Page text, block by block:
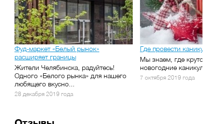
Фуд-маркет «Белый рынок»
расширяет границы
Жители Челябинска, радуйтесь!
Одного «Белого рынка» для нашего
любящего вкусно...
28 декабря 2019 года
Где провести каникулы
Мы знаем, где круто
новогодние каникулы!
7 октября 2019 года